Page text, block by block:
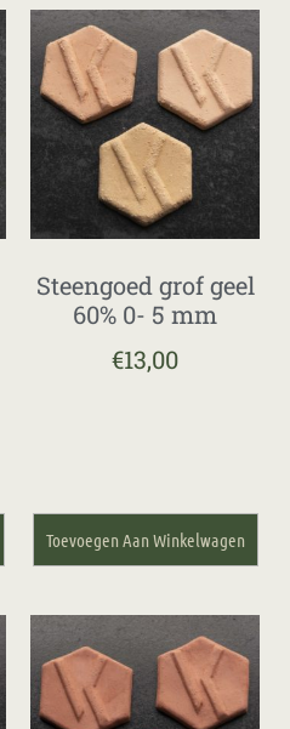
Steengoed grof geel
60% 0- 5 mm
€13,00
Toevoegen Aan Winkelwagen